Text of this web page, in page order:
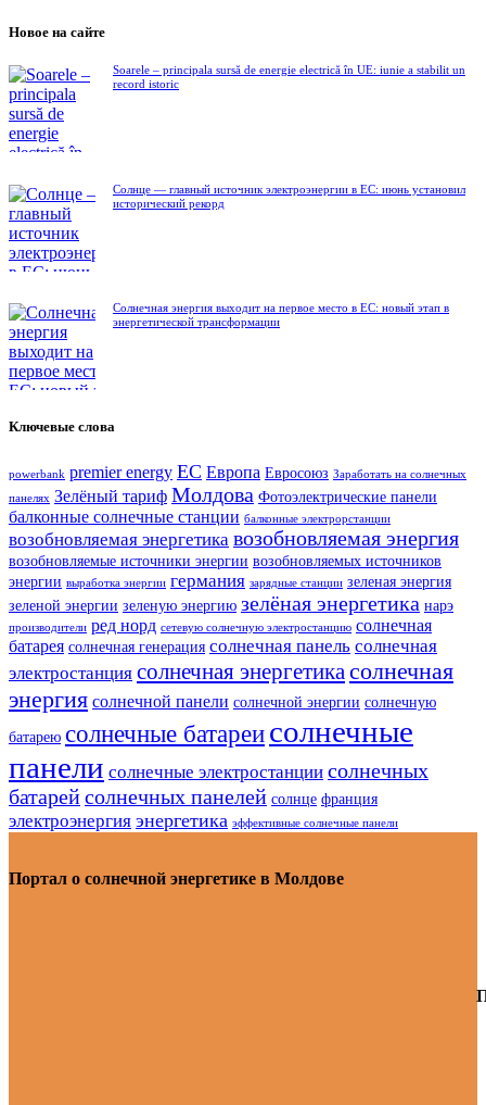
Новое на сайте
Soarele – principala sursă de energie electrică în UE: iunie a stabilit un
record istoric
Солнце — главный источник электроэнергии в ЕС: июнь установил
исторический рекорд
Солнечная энергия выходит на первое место в ЕС: новый этап в
энергетической трансформации
Ключевые слова
powerbank premier energy ЕС Европа Евросоюз Заработать на солнечных
панелях Зелёный тариф Молдова Фотоэлектрические панели
балконные солнечные станции балконные электрорстанции
возобновляемая энергетика возобновляемая энергия
возобновляемые источники энергии возобновляемых источников
энергии выработка энергии германия зарядные станции зеленая энергия
зеленой энергии зеленую энергию зелёная энергетика нарэ
производители ред норд сетевую солнечную электростанцию солнечная
батарея солнечная генерация солнечная панель солнечная
электростанция солнечная энергетика солнечная
энергия солнечной панели солнечной энергии солнечную
батарею солнечные батареисолнечные
панели солнечные электростанции солнечных
батарейсолнечных панелей солнце франция
электроэнергия энергетика эффективные солнечные панели
Портал о солнечной энергетике в Молдове